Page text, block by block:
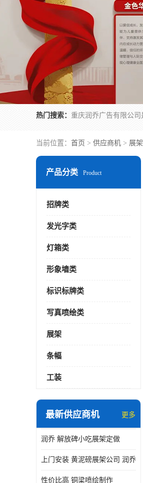
热门搜索：
当前位置： 首页 > 供应商机 > 展架
产品分类 Product
招牌类
发光字类
灯箱类
形象墙类
标识标牌类
写真喷绘类
展架
条幅
工装
最新供应商机 更多
润乔 解放碑小吃展架定做
上门安装 黄泥磅展架公司 润乔
性价比高 铜梁喷绘制作